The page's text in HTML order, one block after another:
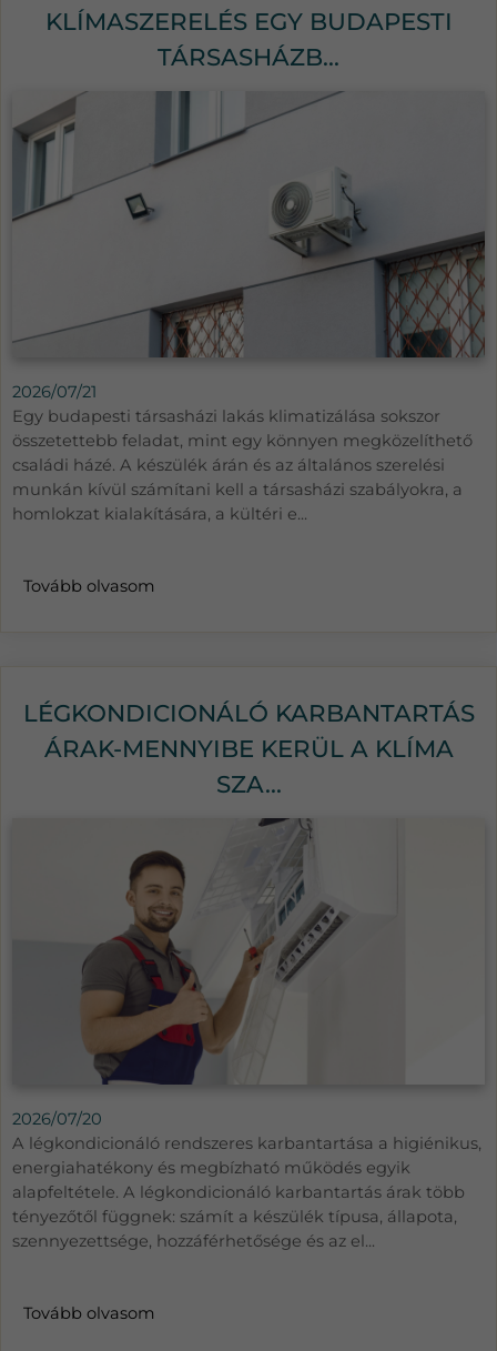
KLÍMASZERELÉS EGY BUDAPESTI
TÁRSASHÁZB...
2026/07/21
Egy budapesti társasházi lakás klimatizálása sokszor
összetettebb feladat, mint egy könnyen megközelíthető
családi házé. A készülék árán és az általános szerelési
munkán kívül számítani kell a társasházi szabályokra, a
homlokzat kialakítására, a kültéri e...
Tovább olvasom
LÉGKONDICIONÁLÓ KARBANTARTÁS
ÁRAK-MENNYIBE KERÜL A KLÍMA
SZA...
2026/07/20
A légkondicionáló rendszeres karbantartása a higiénikus,
energiahatékony és megbízható működés egyik
alapfeltétele. A légkondicionáló karbantartás árak több
tényezőtől függnek: számít a készülék típusa, állapota,
szennyezettsége, hozzáférhetősége és az el...
Tovább olvasom